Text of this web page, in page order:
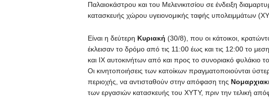
Παλαιοκάστρου και του Μελενικιτσίου σε ένδειξη
κατασκευής χώρου υγειονομικής ταφής υπολειμμάτων
Είναι η δεύτερη Κυριακή (30/8), που οι κάτοικοι,
έκλεισαν το δρόμο από τις 11:00 έως και τις 12:00 το
και ΙΧ αυτοκινήτων από και προς το συνοριακό φυλάκιο
Οι κινητοποιήσεις των κατοίκων πραγματοποιούνται
περιοχής, να αντισταθούν στην απόφαση της
των εργασιών κατασκευής του ΧΥΤΥ, πριν την τελική